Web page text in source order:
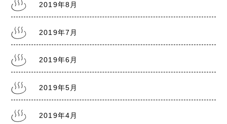
2019年8月
2019年7月
2019年6月
2019年5月
2019年4月